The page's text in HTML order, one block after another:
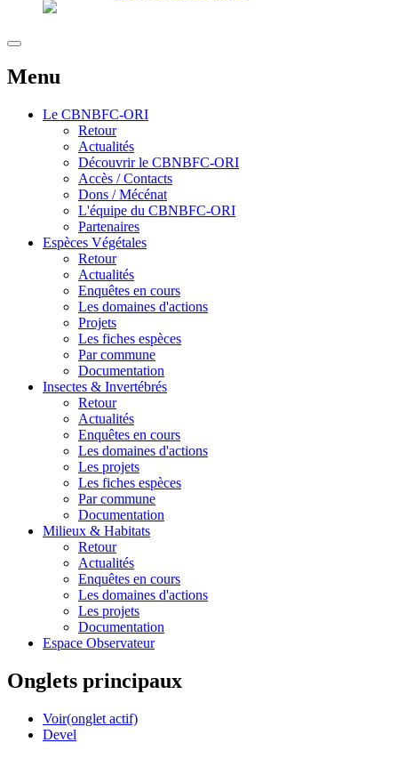
Menu
Le CBNBFC-ORI
Retour
Actualités
Découvrir le CBNBFC-ORI
Accès / Contacts
Dons / Mécénat
L'équipe du CBNBFC-ORI
Partenaires
Espèces Végétales
Retour
Actualités
Enquêtes en cours
Les domaines d'actions
Projets
Les fiches espèces
Par commune
Documentation
Insectes & Invertébrés
Retour
Actualités
Enquêtes en cours
Les domaines d'actions
Les projets
Les fiches espèces
Par commune
Documentation
Milieux & Habitats
Retour
Actualités
Enquêtes en cours
Les domaines d'actions
Les projets
Documentation
Espace Observateur
Onglets principaux
Voir(onglet actif)
Devel